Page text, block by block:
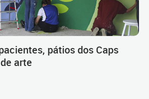
pátios dos Caps
arte